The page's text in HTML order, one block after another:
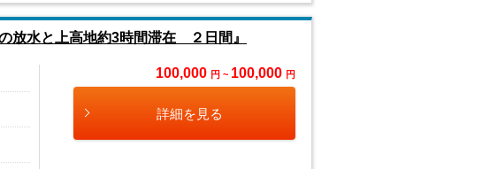
放水と上高地約3時間滞在 ２日間』
100,000 円 ~ 100,000 円
詳細を見る